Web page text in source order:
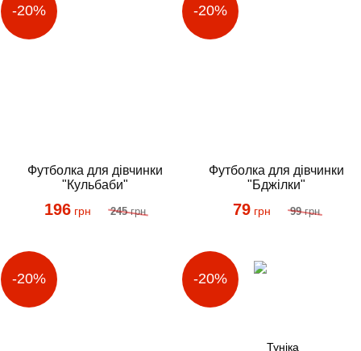
Футболка для дівчинки
"Кульбаби"
196 грн 245грн
Футболка для дівчинки
"Бджілки"
79 грн 99грн